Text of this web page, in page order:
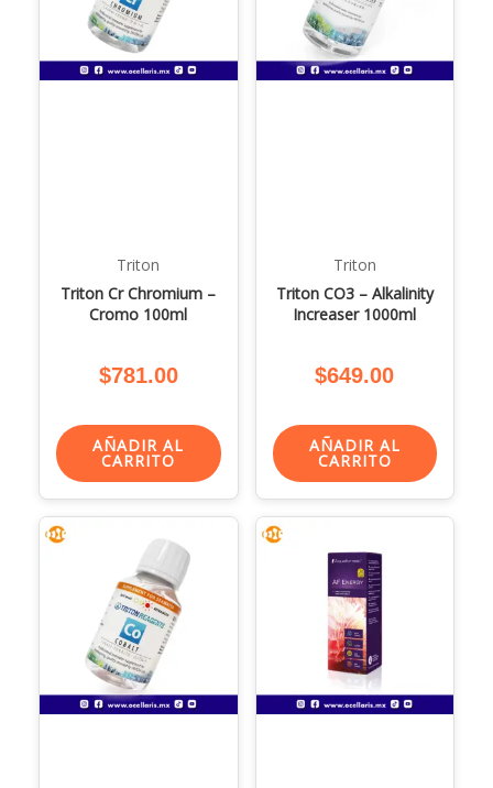
Triton
Triton Cr Chromium –
Cromo 100ml
$781.00
AÑADIR AL
CARRITO
Triton
Triton CO3 – Alkalinity
Increaser 1000ml
$649.00
AÑADIR AL
CARRITO